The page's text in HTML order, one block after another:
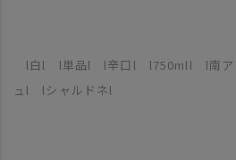
l白l l単品l l辛口l l750mll l南ア
ュl lシャルドネl